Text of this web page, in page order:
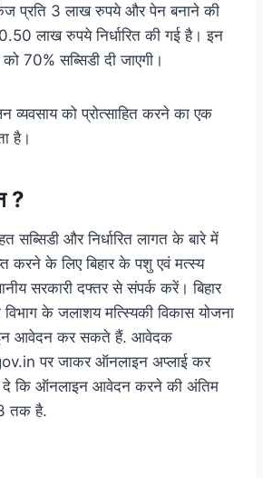
प्रति 3 लाख रुपये और पेन बनाने की
लाख रुपये निर्धारित की गई है। इन
70% सब्सिडी दी जाएगी।
व्यवसाय को प्रोत्साहित करने का एक
है।
?
और निर्धारित लागत के बारे में
करने के लिए बिहार के पशु एवं मत्स्य
सरकारी दफ्तर से संपर्क करें। बिहार
के जलाशय मत्स्यिकी विकास योजना
आवेदन कर सकते हैं. आवेदक
पर जाकर ऑनलाइन अप्लाई कर
कि ऑनलाइन आवेदन करने की अंतिम
तक है.